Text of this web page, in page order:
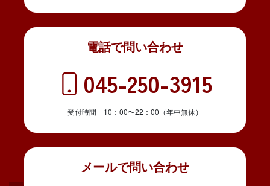
メールで問い合わせ
電話で問い合わせ
045-250-3915
受付時間 10：00〜22：00（年中無休）